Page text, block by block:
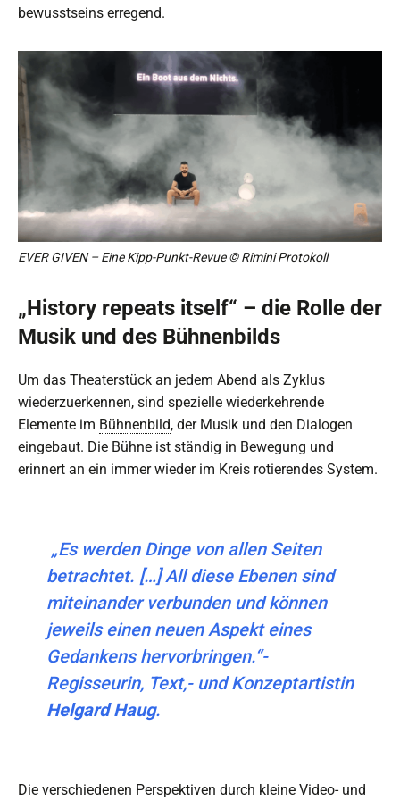
bewusstseins erregend.
EVER GIVEN – Eine Kipp-Punkt-Revue © Rimini Protokoll
„History repeats itself“ – die Rolle der
Musik und des Bühnenbilds
Um das Theaterstück an jedem Abend als Zyklus
wiederzuerkennen, sind spezielle wiederkehrende
Elemente im Bühnenbild, der Musik und den Dialogen
eingebaut. Die Bühne ist ständig in Bewegung und
erinnert an ein immer wieder im Kreis rotierendes System.
„Es werden Dinge von allen Seiten
betrachtet. […] All diese Ebenen sind
miteinander verbunden und können
jeweils einen neuen Aspekt eines
Gedankens hervorbringen.“-
Regisseurin, Text,- und Konzeptartistin
Helgard Haug.
Die verschiedenen Perspektiven durch kleine Video- und